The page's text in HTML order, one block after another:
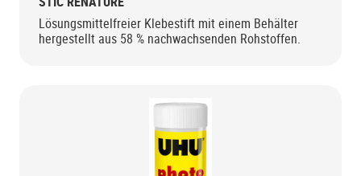
Lösungsmittelfreier Klebestift mit einem Behälter
hergestellt aus 58 % nachwachsenden Rohstoffen.